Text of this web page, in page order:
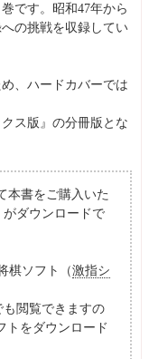
です。昭和47年から
の挑戦を収録してい
、ハードカバーでは
ス版』の分冊版とな
本書をご購入いた
がダウンロードで
棋ソフト（激指シ
も閲覧できますの
トをダウンロード